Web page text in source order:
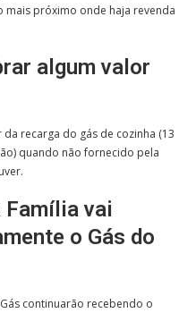
próximo onde haja revenda
algum valor
recarga do gás de cozinha (13
quando não fornecido pela
.
Família vai
o Gás do
continuarão recebendo o